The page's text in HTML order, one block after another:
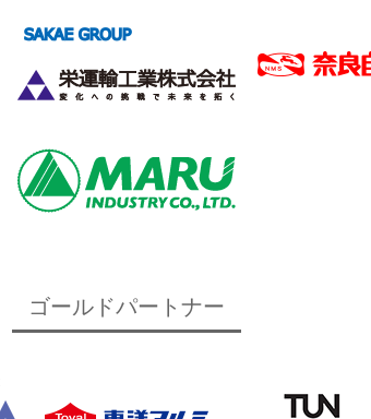
ゴールドパートナー